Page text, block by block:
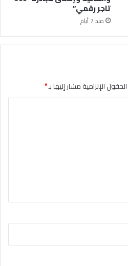
تاجر رقمي”
منذ 7 أيام
الحقول الإلزامية مشار إليها بـ*